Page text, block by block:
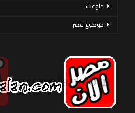
منوعات
موضوع تعبير